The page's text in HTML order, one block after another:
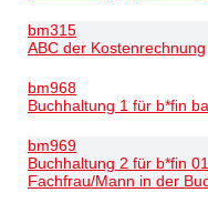
bm315
ABC der Kostenrechnung
bm968
Buchhaltung 1 für b*fin
bm969
Buchhaltung 2 für b*fin
Fachfrau/Mann in der